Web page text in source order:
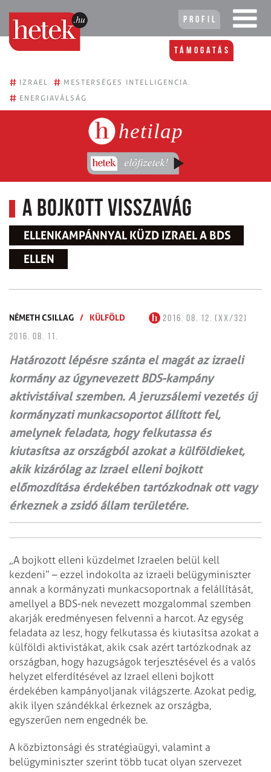
Profil
Támogatás
# IZRAEL # MESTERSÉGES INTELLIGENCIA
# ENERGIAVÁLSÁG
hetilap
A bojkott visszavág
ELLENKAMPÁNNYAL KÜZD IZRAEL A BDS
ELLEN
NÉMETH CSILLAG / KÜLFÖLD
2016. 08. 12. (XX/32)
2016. 08. 11.
Határozott lépésre szánta el magát az izraeli
kormány az úgynevezett BDS-kampány
aktivistáival szemben. A jeruzsálemi vezetés új
kormányzati munkacsoportot állított fel,
amelynek feladata, hogy felkutassa és
kiutasítsa az országból azokat a külföldieket,
akik kizárólag az Izrael elleni bojkott
előmozdítása érdekében tartózkodnak ott vagy
érkeznek a zsidó állam területére.
„A bojkott elleni küzdelmet Izraelen belül kell
kezdeni” – ezzel indokolta az izraeli belügyminiszter
annak a kormányzati munkacsoportnak a felállítását,
amellyel a BDS-nek nevezett mozgalommal szemben
akarják eredményesen felvenni a harcot. Az egység
feladata az lesz, hogy felkutassa és kiutasítsa azokat a
külföldi aktivistákat, akik csak azért tartózkodnak az
országban, hogy hazugságok terjesztésével és a valós
helyzet elferdítésével az Izrael elleni bojkott
érdekében kampányoljanak világszerte. Azokat pedig,
akik ilyen szándékkal érkeznek az országba,
egyszerűen nem engednék be.
A közbiztonsági és stratégiaügyi, valamint a
belügyminiszter szerint több tucat olyan szervezet